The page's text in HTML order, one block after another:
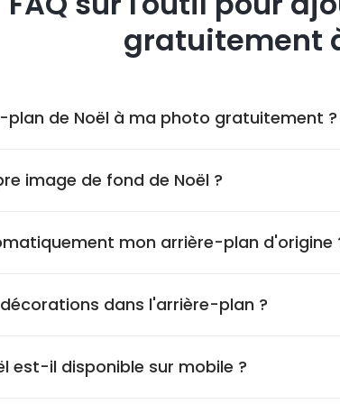
gratuitement
plan de Noël à ma photo gratuitement ?
image de fond de Noël ?
mon arrière-plan d'origine
dans l'arrière-plan ?
est-il disponible sur mobile ?